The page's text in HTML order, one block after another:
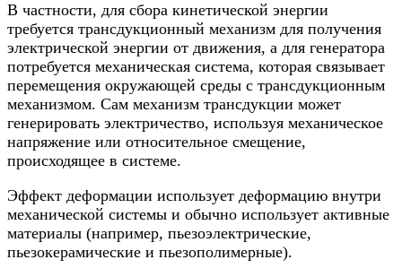
В частности, для сбора кинетической энергии
требуется трансдукционный механизм для получения
электрической энергии от движения, а для генератора
потребуется механическая система, которая связывает
перемещения окружающей среды с трансдукционным
механизмом. Сам механизм трансдукции может
генерировать электричество, используя механическое
напряжение или относительное смещение,
происходящее в системе.
Эффект деформации использует деформацию внутри
механической системы и обычно использует активные
материалы (например, пьезоэлектрические,
пьезокерамические и пьезополимерные).